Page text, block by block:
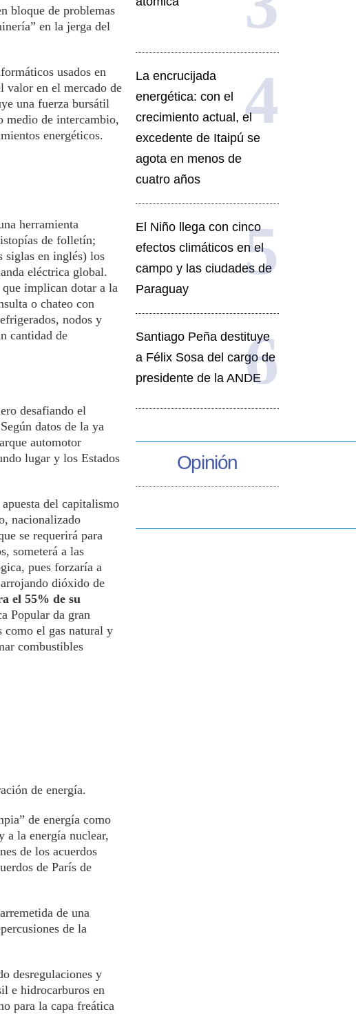
bloque de problemas
en la jerga del
usados en
valor en el mercado de
una fuerza bursátil
medio de intercambio,
energéticos.
herramienta
de folletín;
siglas en inglés) los
eléctrica global.
que implican dotar a la
o chateo con
nodos y
cantidad de
desafiando el
datos de la ya
automotor
lugar y los Estados
del capitalismo
nacionalizado
se requerirá para
someterá a las
pues forzaría a
dióxido de
el 55% de su
Popular da gran
como el gas natural y
combustibles
de energía.
de energía como
a la energía nuclear,
de los acuerdos
de París de
de una
de la
desregulaciones y
e hidrocarburos en
para la capa freática
La encrucijada
energética: con el
crecimiento actual, el
excedente de Itaipú se
agota en menos de
cuatro años
El Niño llega con cinco
efectos climáticos en el
campo y las ciudades de
Paraguay
Santiago Peña destituye
a Félix Sosa del cargo de
presidente de la ANDE
Opinión